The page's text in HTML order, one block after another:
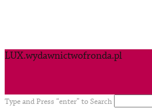
LUX.wydawnictwofronda.pl
Type and Press “enter” to Search